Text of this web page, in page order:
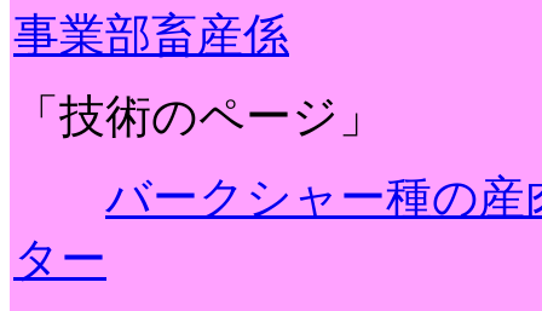
事業部畜産係
「技術のページ」
バークシャー種の産
ター